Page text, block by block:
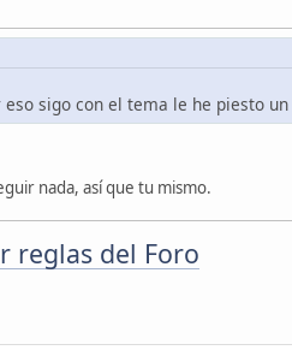
sigo con el tema le he piesto
nada, así que tu mismo.
reglas del Foro